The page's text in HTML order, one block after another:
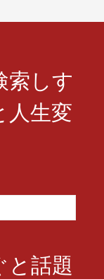
索しす
生変
と話題